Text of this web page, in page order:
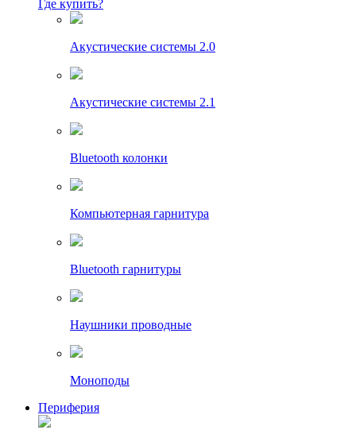
Где купить?
Акустические системы 2.0
Акустические системы 2.1
Bluetooth колонки
Компьютерная гарнитура
Bluetooth гарнитуры
Наушники проводные
Моноподы
Периферия